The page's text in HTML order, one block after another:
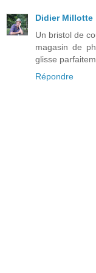
Didier Millotte
Un bristol de
magasin de
glisse
Répondre